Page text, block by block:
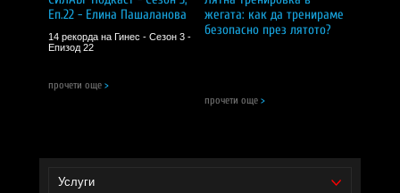
прополис , сух екстракт, стандартизиран до 8–12%
галангин — 2,67 mg в дневна доза от 6 впръсквания;
доза от 6 впръсквания.
прием:
нужда;
Еп.22 - Елина Пашаланова
14 рекорда на Гинес - Сезон 3 -
Епизод 22
прочети още >
жегата: как да тренираме
безопасно през лятото?
прочети още >
Услуги